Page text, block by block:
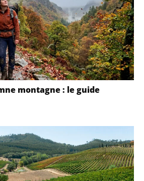
montagne : le guide